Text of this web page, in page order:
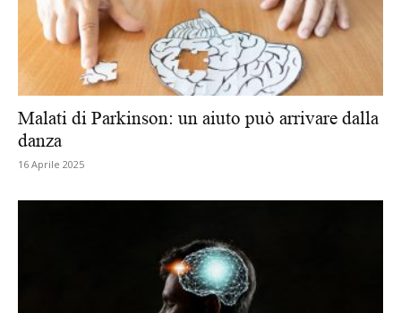
Malati di Parkinson: un aiuto può arrivare dalla
danza
16 Aprile 2025